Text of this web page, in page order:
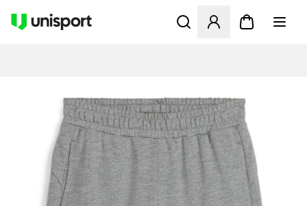
Öffnet ein neues Fenster